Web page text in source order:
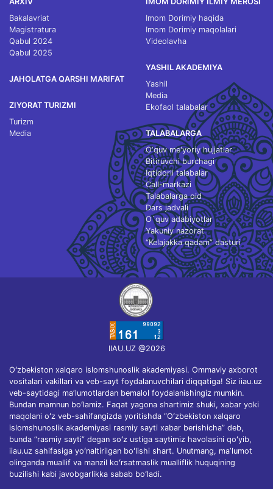
Bakalavriat
Magistratura
Qabul 2024
Qabul 2025
JAHOLATGA QARSHI MARIFAT
ZIYORAT TURIZMI
Turizm
Media
Imom Dorimiy haqida
Imom Dorimiy maqolalari
Videolavha
YASHIL AKADEMIYA
Yashil
Media
Ekofaol talabalar
TALABALARGA
O‘quv me'yoriy hujjatlar
Bitiruvchi burchagi
Iqtidorli talabalar
Call-markazi
Talabalarga oid
Dars jadvali
O`quv adabiyotlar
Yakuniy nazorat
“Kelajakka qadam” dasturi
IIAU.UZ @2026
Oʻzbekiston xalqaro islomshunoslik akademiyasi. Ommaviy axborot
vositalari vakillari va veb-sayt foydalanuvchilari diqqatiga! Siz iiau.uz
veb-saytidagi maʼlumotlardan bemalol foydalanishingiz mumkin.
Bundan mamnun boʻlamiz. Faqat yagona shartimiz shuki, xabar yoki
maqolani oʻz veb-sahifangizda yoritishda “Oʻzbekiston xalqaro
islomshunoslik akademiyasi rasmiy sayti xabar berishicha” deb,
bunda “rasmiy sayti” degan soʻz ustiga saytimiz havolasini qoʻyib,
iiau.uz sahifasiga yoʻnaltirilgan boʻlishi shart. Unutmang, maʼlumot
olinganda muallif va manzil koʻrsatmaslik mualliflik huquqining
buzilishi kabi javobgarlikka sabab boʻladi.